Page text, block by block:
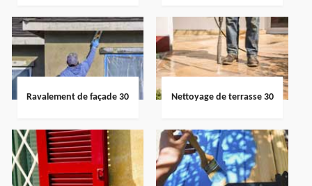
Ravalement de façade 30 Nettoyage de terrasse 30